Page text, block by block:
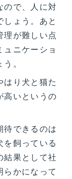
ので、人に対
ょう。あと
理が難しい点
ニケーショ
。
はり犬と猫た
高いというの
待できるのは
飼っている
結果として社
かになって